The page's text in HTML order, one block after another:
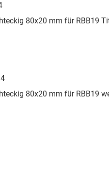
80x20 mm für RBB19
80x20 mm für RBB19